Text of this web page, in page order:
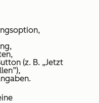
(z. B. „Jetzt